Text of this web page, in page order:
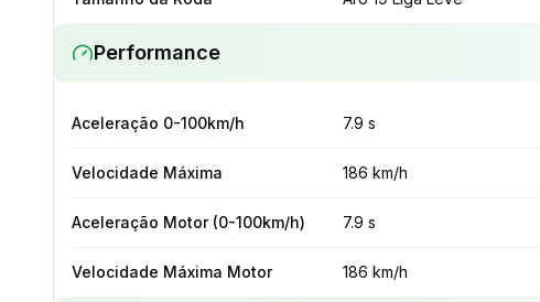
Performance
Aceleração 0-100km/h 7.9 s
Velocidade Máxima 186 km/h
Aceleração Motor (0-100km/h) 7.9 s
Velocidade Máxima Motor 186 km/h